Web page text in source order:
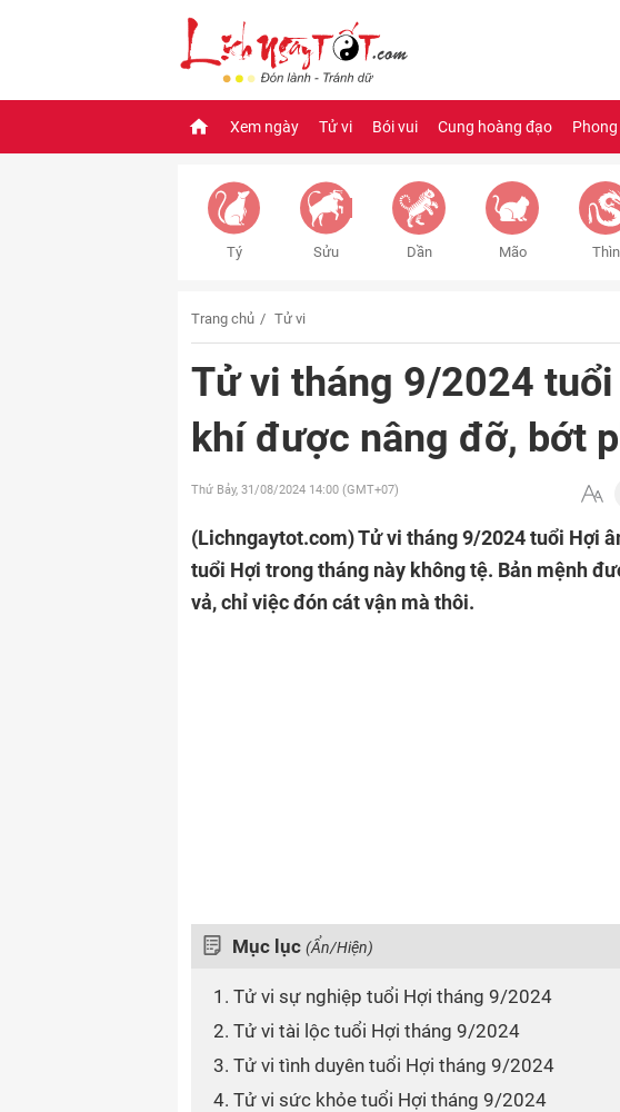
Xem ngày Tử vi Bói vui Cung hoàng đạo
Tý Sửu Dần Mão Thìn
Trang chủ Tử vi
Tử vi tháng 9/2024
khí được nâng đỡ, bớt
Thứ Bảy, 31/08/2024 14:00 (GMT+07)
(Lichngaytot.com)Tử vi tháng 9/2024 tuổi Hợi
tuổi Hợi trong tháng này không tệ. Bản mệnh
vả, chỉ việc đón cát vận mà thôi.
Mục lục (Ẩn/Hiện)
1. Tử vi sự nghiệp tuổi Hợi tháng 9/2024
2. Tử vi tài lộc tuổi Hợi tháng 9/2024
3. Tử vi tình duyên tuổi Hợi tháng 9/2024
4. Tử vi sức khỏe tuổi Hợi tháng 9/2024